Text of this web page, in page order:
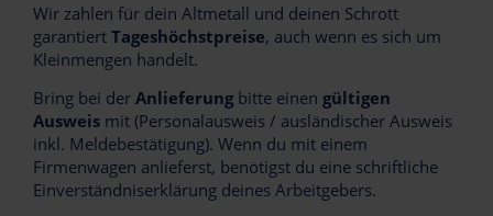
Wir zahlen für dein Altmetall und deinen Schrott
garantiert Tageshöchstpreise, auch wenn es sich um
Kleinmengen handelt.
Bring bei der Anlieferung bitte einen gültigen
Ausweis mit (Personalausweis / ausländischer Ausweis
inkl. Meldebestätigung). Wenn du mit einem
Firmenwagen anlieferst, benötigst du eine schriftliche
Einverständniserklärung deines Arbeitgebers.